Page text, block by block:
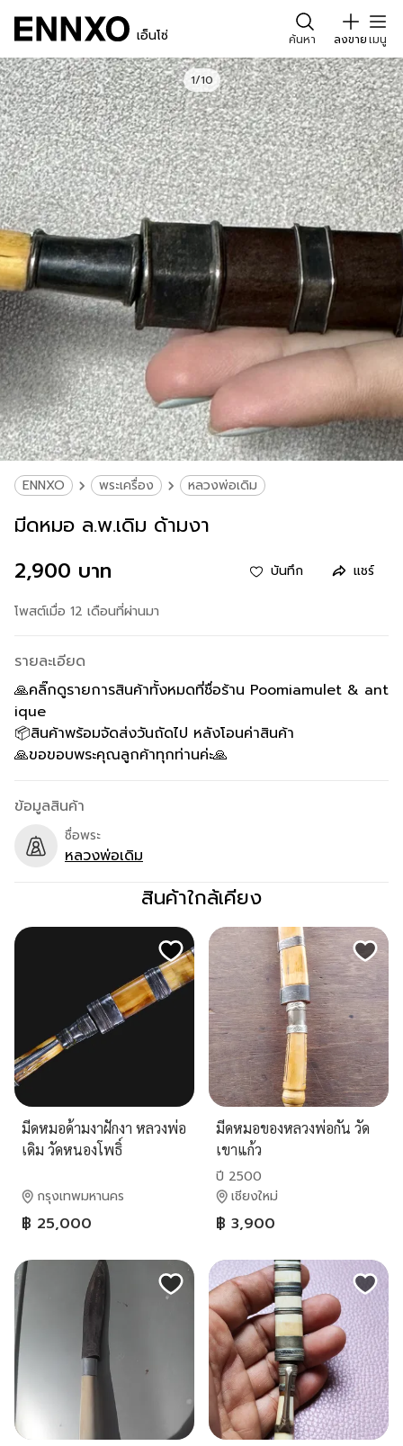
เอ็นโซ่ ค้นหา ลงขายเมนู
1/10
ENNXO พระเครื่อง หลวงพ่อเดิม
มีดหมอ ล.พ.เดิม ด้ามงา
2,900 บาท
บันทึก แชร์
โพสต์เมื่อ 12 เดือนที่ผ่านมา
รายละเอียด
🙏คลิ๊กดูรายการสินค้าทั้งหมดที่ชื่อร้าน Poomiamulet & ant
ique
📦สินค้าพร้อมจัดส่งวันถัดไป หลังโอนค่าสินค้า
🙏ขอขอบพระคุณลูกค้าทุกท่านค่ะ🙏
ข้อมูลสินค้า
ชื่อพระ
หลวงพ่อเดิม
สินค้าใกล้เคียง
มีดหมอด้ามงาฝักงา หลวงพ่อ
เดิม วัดหนองโพธิ์
กรุงเทพมหานคร
฿ 25,000
มีดหมอของหลวงพ่อกัน วัด
เขาแก้ว
ปี 2500
เชียงใหม่
฿ 3,900